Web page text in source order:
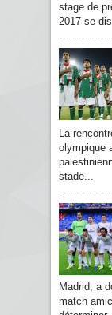
stage de
2017 se
La
olympique
stade...
Madrid, a
match